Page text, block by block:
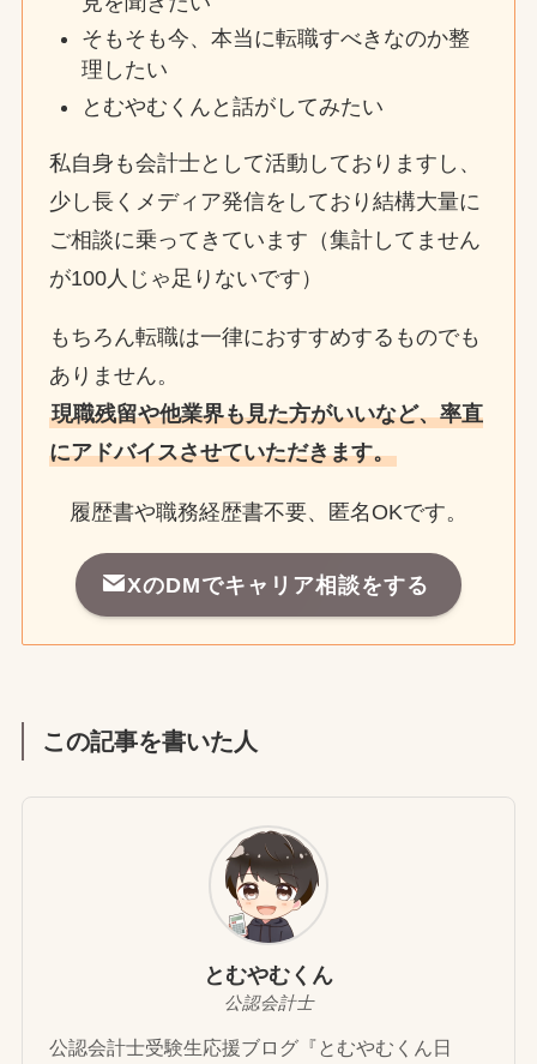
そもそも今、本当に転職すべきなのか整
理したい
とむやむくんと話がしてみたい
私自身も会計士として活動しておりますし、
少し長くメディア発信をしており結構大量に
ご相談に乗ってきています（集計してません
が100人じゃ足りないです）
もちろん転職は一律におすすめするものでも
ありません。
現職残留や他業界も見た方がいいなど、率直
にアドバイスさせていただきます。
履歴書や職務経歴書不要、匿名OKです。
XのDMでキャリア相談をする
この記事を書いた人
とむやむくん
公認会計士
公認会計士受験生応援ブログ『とむやむくん日